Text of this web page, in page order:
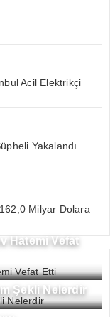
Acil Elektrikçi
Yakalandı
162,0 Milyar Dolara
Hatemi Vefat
Şekli Nelerdir